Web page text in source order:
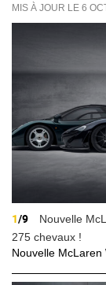
MIS À JOUR LE 6
1/9
Nouvelle
275 chevaux !
Nouvelle McLaren